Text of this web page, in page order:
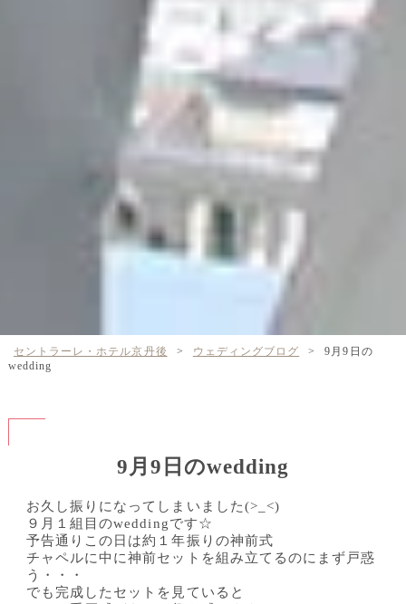
セントラーレ・ホテル京丹後 > ウェディングブログ >
9月9日の
wedding
9月9日のwedding
お久し振りになってしまいました(>_<)
９月１組目のweddingです☆
予告通りこの日は約１年振りの神前式
チャペルに中に神前セットを組み立てるのにまず戸惑
う・・・
でも完成したセットを見ていると